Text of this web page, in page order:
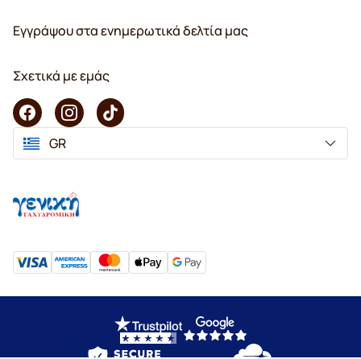
Εγγράψου στα ενημερωτικά δελτία μας
Σχετικά με εμάς
GR